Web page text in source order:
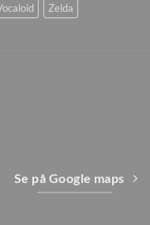
Zelda
Se på Google maps